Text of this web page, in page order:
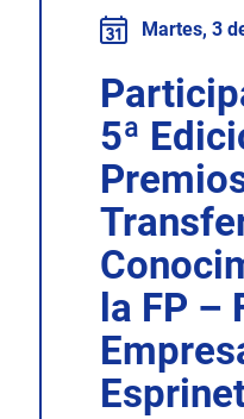
Martes, 3
5ª
la FP –